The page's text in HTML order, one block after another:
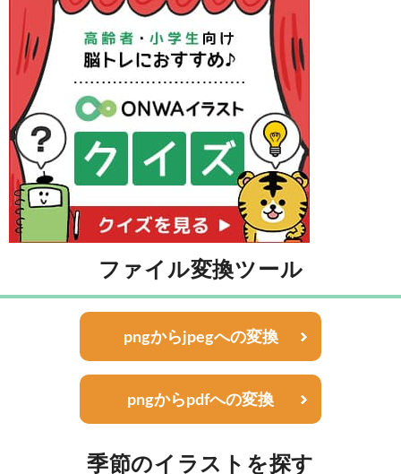
ファイル変換ツール
pngからjpegへの変換
pngからpdfへの変換
季節のイラストを探す